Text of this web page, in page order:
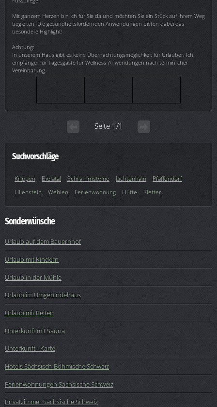
Mit ganzem Herzen bin ich für Sie da und möchten Sie ein Stück auf Ihrem Weg
begleiten. Die gesundheitsfördernden Anwendungen bieten dabei das
besondere Highlight!
Achtung:
In unserem Haus gibt es keine Übernachtungsmöglichkeit für Urlauber. Ich
empfange nur Tagesgäste für Wellness-Anwendungen nach terminlicher
Vereinbarung.
Seite 1/1
Suchvorschläge
Krippen Bielatal Schrammsteine Lichtenhain
Pfaffendorf
Lilienstein
Wehlen Ferienwohnung Hütte Kletter
Sonderwünsche
Urlaub auf dem Bauernhof
Urlaub mit Kindern
Urlaub in der Mühle
Urlaub im Umgebindehaus
Urlaub mit Reiten
Unterkunft mit Sauna
Unterkunft - Karte
Hotels Sächsisch-Böhmische Schweiz
Ferienwohnungen Sächsische Schweiz
Privatzimmer Sächsische Schweiz